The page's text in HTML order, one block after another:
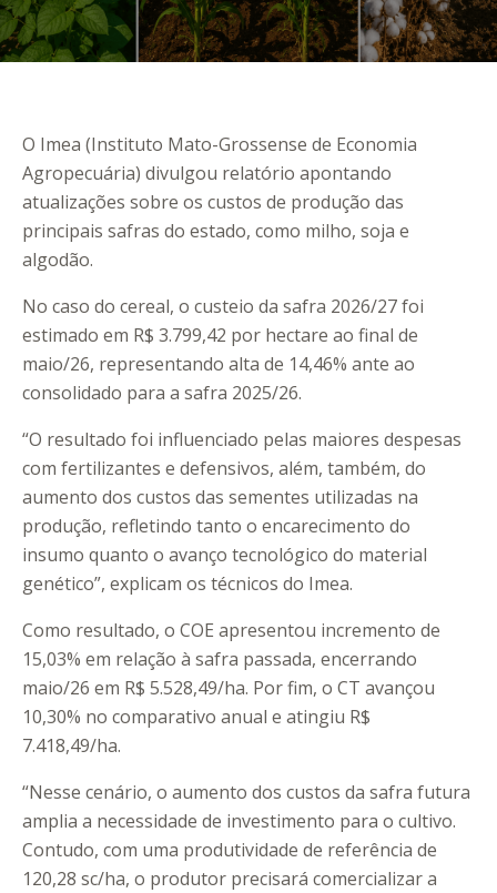
O Imea (Instituto Mato-Grossense de Economia
Agropecuária) divulgou relatório apontando
atualizações sobre os custos de produção das
principais safras do estado, como milho, soja e
algodão.
No caso do cereal, o custeio da safra 2026/27 foi
estimado em R$ 3.799,42 por hectare ao final de
maio/26, representando alta de 14,46% ante ao
consolidado para a safra 2025/26.
“O resultado foi influenciado pelas maiores despesas
com fertilizantes e defensivos, além, também, do
aumento dos custos das sementes utilizadas na
produção, refletindo tanto o encarecimento do
insumo quanto o avanço tecnológico do material
genético”, explicam os técnicos do Imea.
Como resultado, o COE apresentou incremento de
15,03% em relação à safra passada, encerrando
maio/26 em R$ 5.528,49/ha. Por fim, o CT avançou
10,30% no comparativo anual e atingiu R$
7.418,49/ha.
“Nesse cenário, o aumento dos custos da safra futura
amplia a necessidade de investimento para o cultivo.
Contudo, com uma produtividade de referência de
120,28 sc/ha, o produtor precisará comercializar a